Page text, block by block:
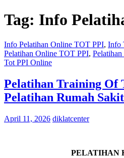
Tag: Info
Info Pelatihan Online TOT PPI, Info
Pelatihan Online TOT PPI,
Tot PPI Online
Pelatihan Training Of
Pelatihan Rumah
April 11, 2026 diklatcenter
PELATIHAN